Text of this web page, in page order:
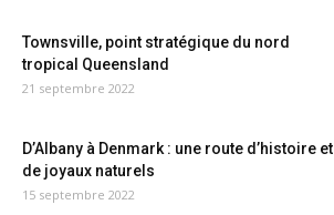
Townsville, point stratégique du nord
tropical Queensland
21 septembre 2022
D’Albany à Denmark : une route d’histoire et
de joyaux naturels
15 septembre 2022